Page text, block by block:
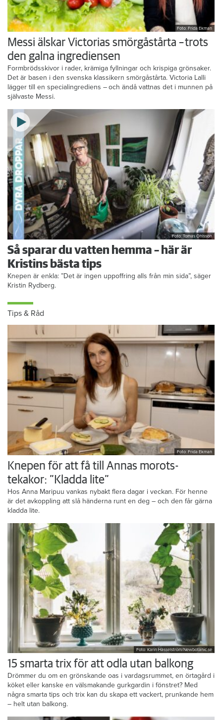
Foto: Frida Ekman
Messi älskar Victorias smörgåstårta – trots
den galna ingrediensen
Formbrödsskivor i rader, krämiga fyllningar och krispiga grönsaker.
Det är basen i den svenska klassikern smörgåstårta. Victoria Lalli
lägger till en specialingrediens – och ändå vattnas det i munnen på
självaste Messi.
Foto: Tomas Ohlsson
Så sparar du vatten hemma – här är
Kristins bästa tips
Knepen är enkla: ”Det är ingen uppoffring alls från min sida”, säger
Kristin Rydberg.
Tips & Råd
Foto: Frida Ekman
Knepen för att få till Annas morots-
tekakor: ”Kladda lite”
Hos Anna Maripuu vankas nybakt flera dagar i veckan. För henne
är det avkoppling att slå händerna runt en deg – och den får gärna
kladda lite.
Foto: Karin Hasselström/Newbotanic.se
15 smarta trix för att odla utan balkong
Drömmer du om en grönskande oas i vardagsrummet, en örtagård i
köket eller kanske en välsmakande gurkgardin i fönstret? Med
några smarta tips och trix kan du skapa ett vackert, prunkande hem
– helt utan balkong.